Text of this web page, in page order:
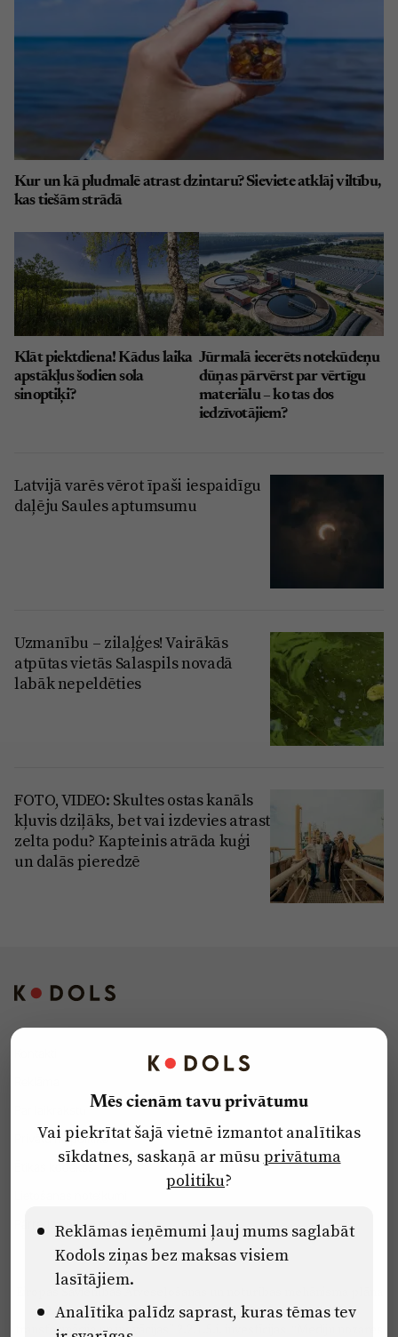
Kur un kā pludmalē atrast dzintaru? Sieviete atklāj viltību,
kas tiešām strādā
Klāt piektdiena! Kādus laika
apstākļus šodien sola
sinoptiķi?
Jūrmalā iecerēts notekūdeņu
dūņas pārvērst par vērtīgu
materiālu – ko tas dos
iedzīvotājiem?
Latvijā varēs vērot īpaši iespaidīgu
daļēju Saules aptumsumu
Uzmanību – zilaļģes! Vairākās
atpūtas vietās Salaspils novadā
labāk nepeldēties
FOTO, VIDEO: Skultes ostas kanāls
kļuvis dziļāks, bet vai izdevies atrast
zelta podu? Kapteinis atrāda kuģi
un dalās pieredzē
Privātuma politika
Ētikas kodekss
Pārredzamības paziņojumi
Eiropas Savienības Atveseļošanas un noturības mehānisma plāna
2.2. reformu un investīciju virziena “Uzņēmumu digitālā
transformācija un inovācijas” 2.2.1.5.i. investīcijas “Mediju nozares
Mēs cienām tavu privātumu
Vai piekrītat šajā vietnē izmantot analītikas
sīkdatnes, saskaņā ar mūsuprivātuma
politiku?
Reklāmas ieņēmumi ļauj mums saglabāt
Kodols ziņas bez maksas visiem
lasītājiem.
Analītika palīdz saprast, kuras tēmas tev